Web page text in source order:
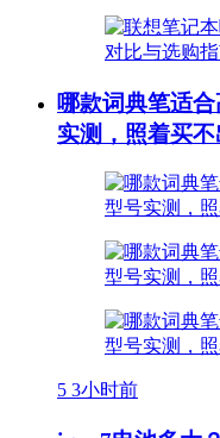
哪款词典笔适
实测，照着买
5 3小时前